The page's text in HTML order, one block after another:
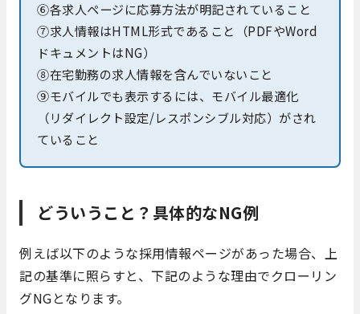
⑥各求人ページに応募方法が明記されていること
⑦求人情報はHTML形式であること（PDFやWord
ドキュメントはNG）
⑧在宅勤務の求人情報を含んでいないこと
⑨モバイルでも表示するには、モバイル最適化
（リダイレクト設定/レスポンシブル対応）がされ
ていること
どういうこと？具体的なNG例
例えば以下のような採用情報ページがあった場合、上
記の基準に照らすと、下記のような理由でクローリン
グNGとなります。